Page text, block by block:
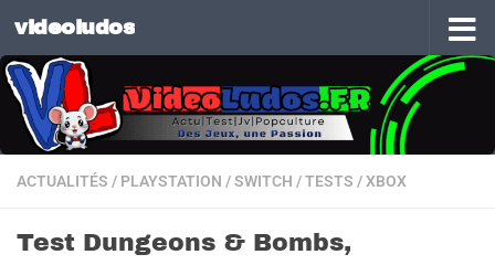
Skip to content
videoludos
ACTUALITÉS / PLAYSTATION /SWITCH /TESTS /XBOX
Test Dungeons & Bombs,